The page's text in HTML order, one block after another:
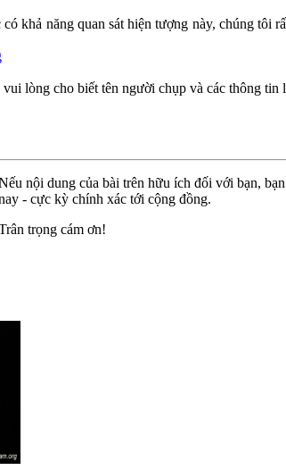
khả năng quan sát hiện tượng này, chúng tôi
lòng cho biết tên người chụp và các thông
nội dung của bài trên hữu ích đối với bạn,
- cực kỳ chính xác tới cộng đồng.
trọng cám ơn!